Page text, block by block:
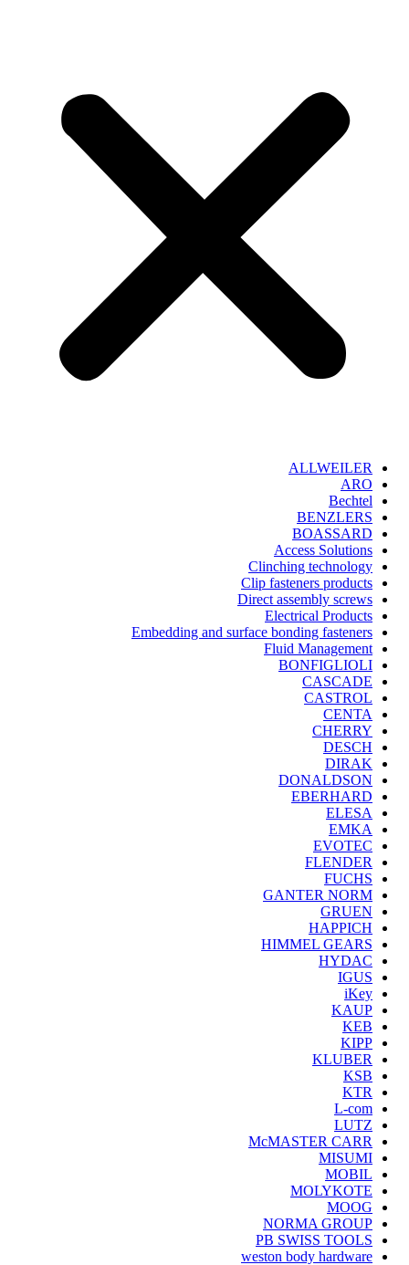
ALLWEILER
ARO
Bechtel
BENZLERS
BOASSARD
Access Solutions
Clinching technology
Clip fasteners products
Direct assembly screws
Electrical Products
Embedding and surface bonding fasteners
Fluid Management
BONFIGLIOLI
CASCADE
CASTROL
CENTA
CHERRY
DESCH
DIRAK
DONALDSON
EBERHARD
ELESA
EMKA
EVOTEC
FLENDER
FUCHS
GANTER NORM
GRUEN
HAPPICH
HIMMEL GEARS
HYDAC
IGUS
iKey
KAUP
KEB
KIPP
KLUBER
KSB
KTR
L-com
LUTZ
McMASTER CARR
MISUMI
MOBIL
MOLYKOTE
MOOG
NORMA GROUP
PB SWISS TOOLS
weston body hardware